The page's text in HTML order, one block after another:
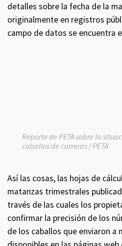
detalles sobre la fecha de la
originalmente en registros
campo de datos se encuentra
Reporte de PETA sobre la
caballos de carreras / PETA
Así las cosas, las hojas de
matanzas trimestrales
través de las cuales los
confirmar la precisión de los
de los caballos que enviaron a